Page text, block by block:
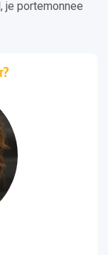
je portemonnee